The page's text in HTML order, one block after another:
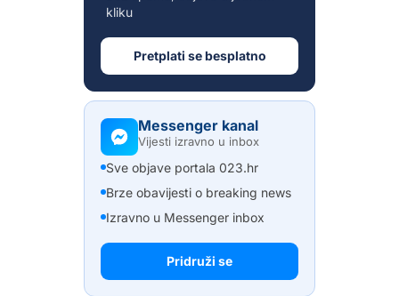
kliku
Pretplati se besplatno
Messenger kanal
Vijesti izravno u inbox
Sve objave portala 023.hr
Brze obavijesti o breaking news
Izravno u Messenger inbox
Pridruži se